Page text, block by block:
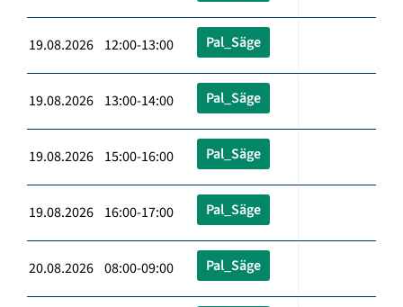
19.08.2026 12:00-13:00 Pal_Säge
19.08.2026 13:00-14:00 Pal_Säge
19.08.2026 15:00-16:00 Pal_Säge
19.08.2026 16:00-17:00 Pal_Säge
20.08.2026 08:00-09:00 Pal_Säge